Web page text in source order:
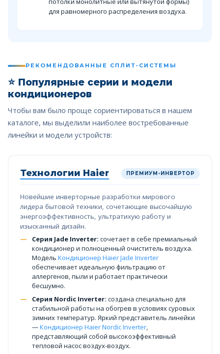
для равномерного распределения воздуха.
РЕКОМЕНДОВАННЫЕ СПЛИТ-СИСТЕМЫ
⭐ Популярные серии и модели
кондиционеров
Чтобы вам было проще сориентироваться в нашем
каталоге, мы выделили наиболее востребованные
линейки и модели устройств:
Технологии Haier ПРЕМИУМ-ИНВЕРТОР
Новейшие инверторные разработки мирового
лидера бытовой техники, сочетающие высочайшую
энергоэффективность, ультратихую работу и
изысканный дизайн.
Серия Jade Inverter: сочетает в себе премиальный
кондиционер и полноценный очиститель воздуха.
Модель Кондиционер Haier Jade Inverter
обеспечивает идеальную фильтрацию от
аллергенов, пыли и работает практически
бесшумно.
Серия Nordic Inverter: создана специально для
стабильной работы на обогрев в условиях суровых
зимних температур. Яркий представитель линейки
—Кондиционер Haier Nordic Inverter,
представляющий собой высокоэффективный
тепловой насос воздух-воздух.